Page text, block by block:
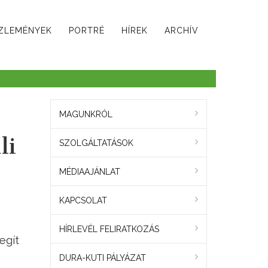
PORTRÉ HÍREK ARCHÍV
MAGUNKRÓL
SZOLGÁLTATÁSOK
MÉDIAAJÁNLAT
KAPCSOLAT
HÍRLEVÉL FELIRATKOZÁS
DURA-KUTI PÁLYÁZAT